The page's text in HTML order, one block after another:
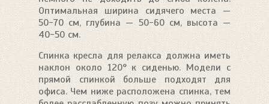
Оптимальная ширина сидячего места —
50-70 см, глубина — 50-60 см, высота —
40-50 см.
Спинка кресла для релакса должна иметь
наклон около 120° к сиденью. Модели с
прямой спинкой больше подходят для
офиса. Чем ниже расположена спинка, тем